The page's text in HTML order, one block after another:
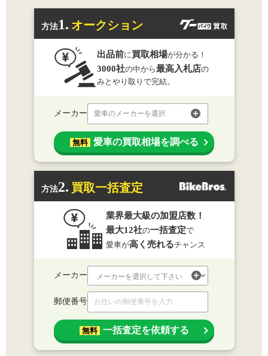
方法1. オークション
出品前に 買取相場が分かる！
3000社の中から最高入札店の
みとやり取りで完結。
メーカー 愛車のメーカーを選択
無料 愛車の買取相場を調べる
方法2. 買取一括査定
業界最大級の加盟店数！
最大12社の一括査定で
愛車が高く売れるチャンス
メーカー
郵便番号
無料 一括査定を依頼する